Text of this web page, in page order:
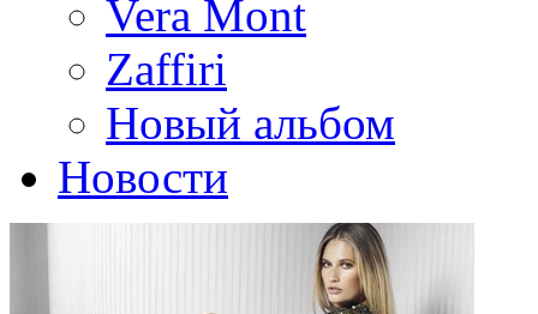
Vera Mont
Zaffiri
Новый альбом
Новости